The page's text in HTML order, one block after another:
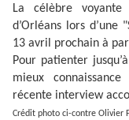
La célèbre
d’Orléans lors d’une
13 avril prochain à
Pour patienter
mieux
récente interview
Crédit photo ci-contre Olivier